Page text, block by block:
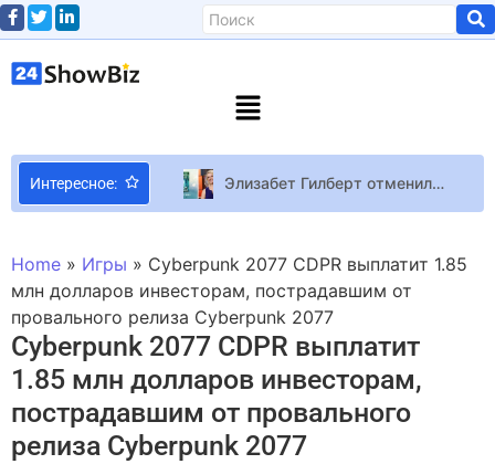
Интересное:
Элизабет Гилберт отменила выход книги о россиянах
Разработчики Replaced объяснили, что игра создана без участия генеративного ИИ
Home » Игры » Cyberpunk 2077 CDPR выплатит 1.85
млн долларов инвесторам, пострадавшим от
провального релиза Cyberpunk 2077
Cyberpunk 2077 CDPR выплатит
1.85 млн долларов инвесторам,
пострадавшим от провального
релиза Cyberpunk 2077